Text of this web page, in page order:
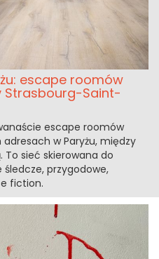
escape roomów
Strasbourg-Saint-
escape roomów
w Paryżu, między
To sieć skierowana do
przygodowe,
fiction.